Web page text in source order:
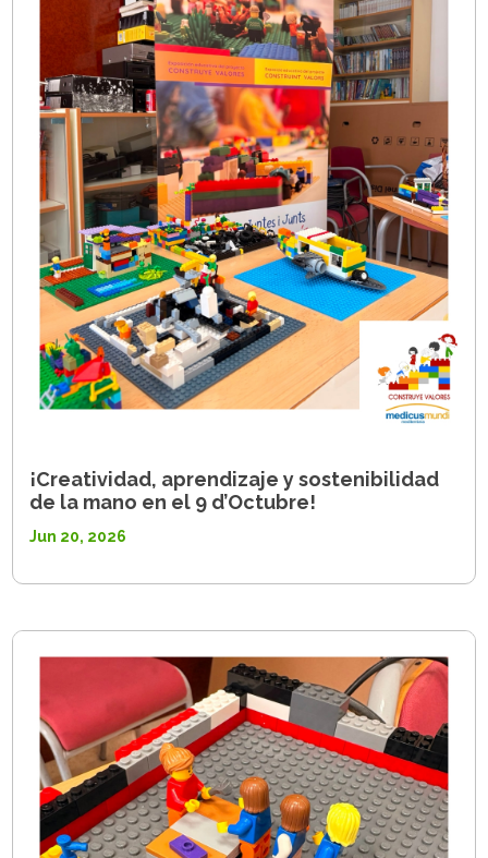
¡Creatividad, aprendizaje y sostenibilidad
de la mano en el 9 d’Octubre!
Jun 20, 2026